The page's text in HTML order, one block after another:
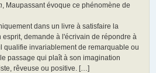
, Maupassant évoque ce phénomène de
dans un livre à satisfaire la
demande à l'écrivain de répondre à
qualifie invariablement de remarquable ou
passage qui plaît à son imagination
rêveuse ou positive. […]